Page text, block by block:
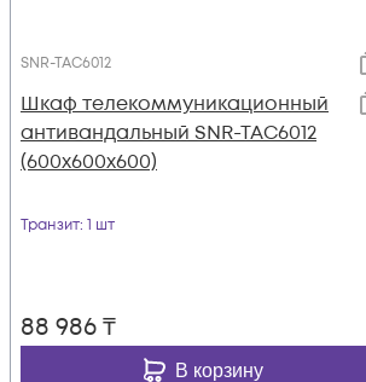
SNR-TAC6012
Шкаф телекоммуникационный
антивандальный SNR-TAC6012
(600х600х600)
Транзит: 1 шт
88 986₸
В корзину